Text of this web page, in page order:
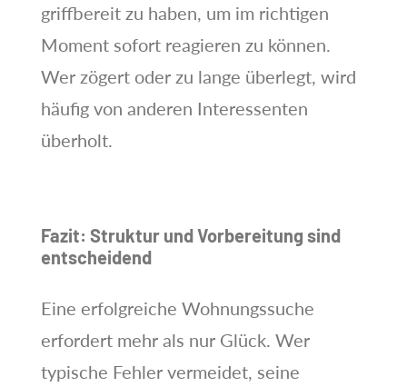
griffbereit zu haben, um im richtigen
Moment sofort reagieren zu können.
Wer zögert oder zu lange überlegt, wird
häufig von anderen Interessenten
überholt.
Fazit: Struktur und Vorbereitung sind
entscheidend
Eine erfolgreiche Wohnungssuche
erfordert mehr als nur Glück. Wer
typische Fehler vermeidet, seine